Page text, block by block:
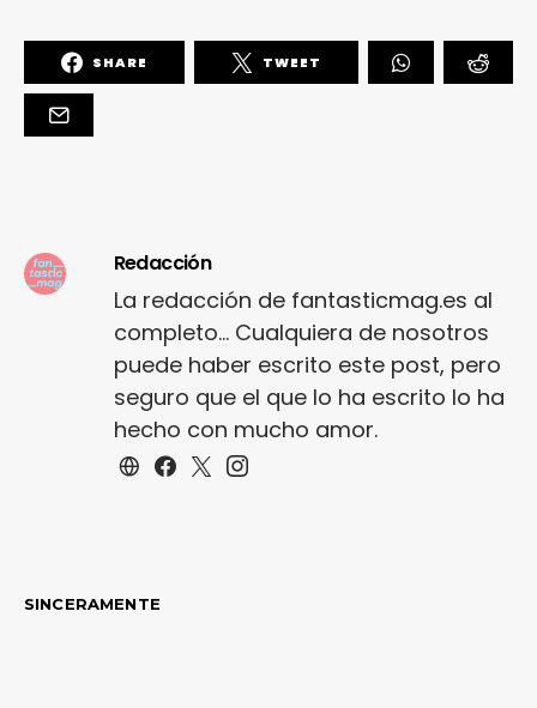
SHARE TWEET
Redacción
La redacción de fantasticmag.es al
completo... Cualquiera de nosotros
puede haber escrito este post, pero
seguro que el que lo ha escrito lo ha
hecho con mucho amor.
SINCERAMENTE